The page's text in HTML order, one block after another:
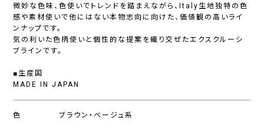
微妙な色味、色使いでトレンドを踏まえながら、Italy生地独特の色
感や素材使いで他にはない本物志向に向けた、価値観の高いライ
ンナップです。
気の利いた色柄使いと個性的な提案を織り交ぜたエクスクルーシ
ブラインです。
■生産国
MADE IN JAPAN
色 ブラウン・ベージュ系